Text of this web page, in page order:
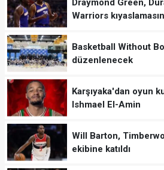
Draymond Green,
Warriors
Basketball Without
düzenlenecek
Karşıyaka'dan oyun
Ishmael El-Amin
Will Barton,
ekibine katıldı